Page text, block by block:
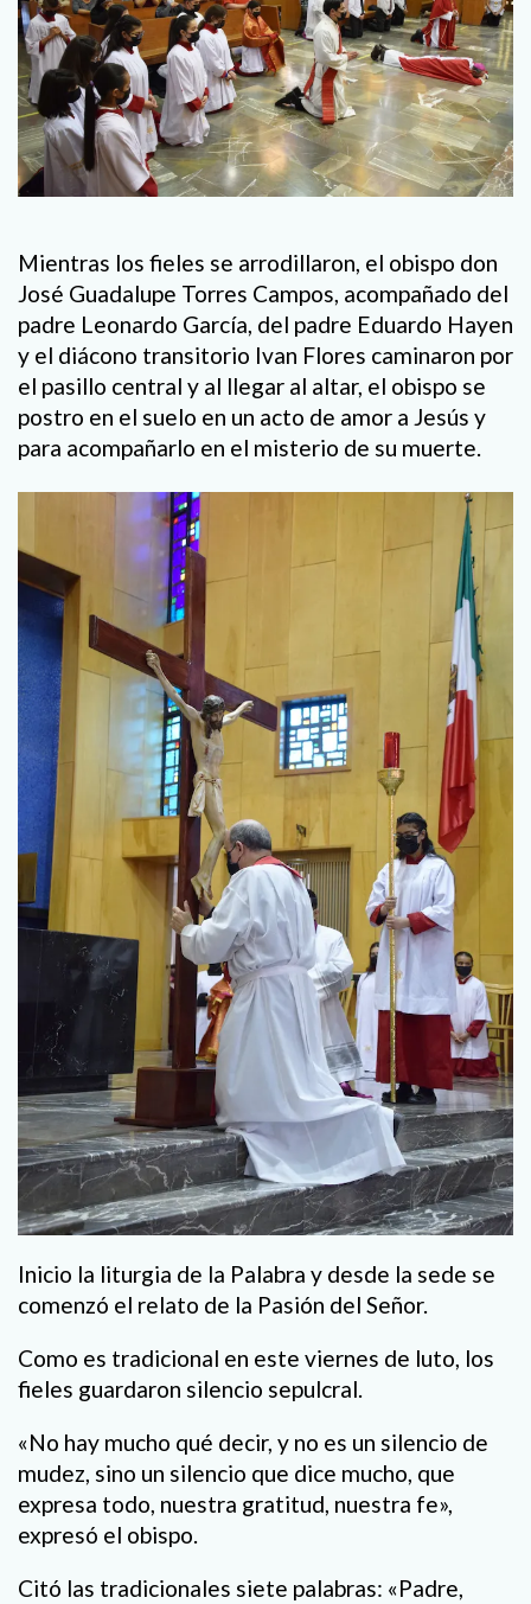
Mientras los fieles se arrodillaron, el obispo don
José Guadalupe Torres Campos, acompañado del
padre Leonardo García, del padre Eduardo Hayen
y el diácono transitorio Ivan Flores caminaron por
el pasillo central y al llegar al altar, el obispo se
postro en el suelo en un acto de amor a Jesús y
para acompañarlo en el misterio de su muerte.
Inicio la liturgia de la Palabra y desde la sede se
comenzó el relato de la Pasión del Señor.
Como es tradicional en este viernes de luto, los
fieles guardaron silencio sepulcral.
«No hay mucho qué decir, y no es un silencio de
mudez, sino un silencio que dice mucho, que
expresa todo, nuestra gratitud, nuestra fe»,
expresó el obispo.
Citó las tradicionales siete palabras: «Padre,